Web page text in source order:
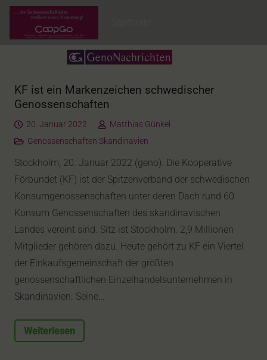
KF ist ein Markenzeichen schwedischer
Genossenschaften
20. Januar 2022
Matthias Günkel
Genossenschaften Skandinavien
Stockholm, 20. Januar 2022 (geno). Die Kooperative
Förbundet (KF) ist der Spitzenverband der schwedischen
Konsumgenossenschaften unter deren Dach rund 60
Konsum Genossenschaften des skandinavischen
Landes vereint sind. Sitz ist Stockholm. 2,9 Millionen
Mitglieder gehören dazu. Heute gehört zu KF ein Viertel
der Einkaufsgemeinschaft der größten
genossenschaftlichen Einzelhandelsunternehmen in
Skandinavien. Seine…
Weiterlesen